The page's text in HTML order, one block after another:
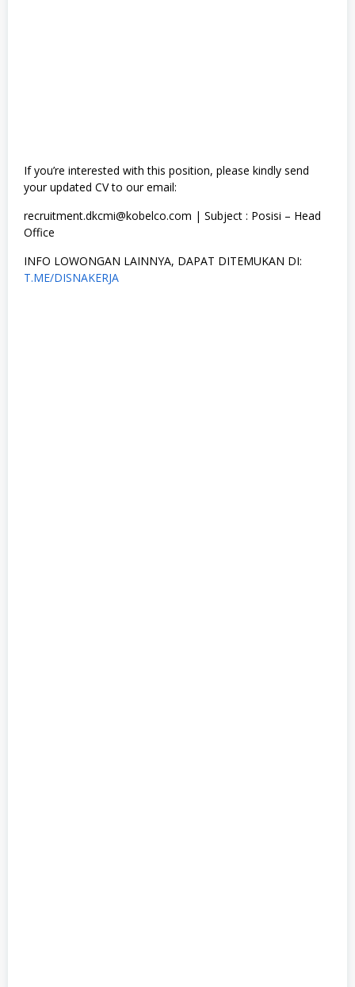
If you’re interested with this position, please kindly send
your updated CV to our email:
recruitment.dkcmi@kobelco.com | Subject : Posisi – Head
Office
INFO LOWONGAN LAINNYA, DAPAT DITEMUKAN DI:
T.ME/DISNAKERJA